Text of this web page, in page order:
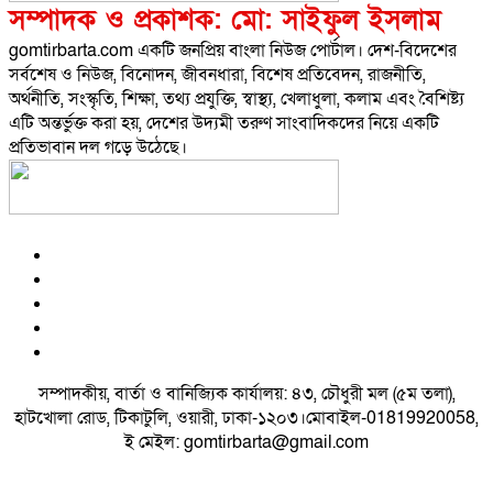
সম্পাদক ও প্রকাশক: মো: সাইফুল ইসলাম
gomtirbarta.com একটি জনপ্রিয় বাংলা নিউজ পোর্টাল। দেশ-বিদেশের
সর্বশেষ ও নিউজ, বিনোদন, জীবনধারা, বিশেষ প্রতিবেদন, রাজনীতি,
অর্থনীতি, সংস্কৃতি, শিক্ষা, তথ্য প্রযুক্তি, স্বাস্থ্য, খেলাধুলা, কলাম এবং বৈশিষ্ট্য
এটি অন্তর্ভুক্ত করা হয়, দেশের উদ্যমী তরুণ সাংবাদিকদের নিয়ে একটি
প্রতিভাবান দল গড়ে উঠেছে।
সম্পাদকীয়, বার্তা ও বানিজ্যিক কার্যালয়: ৪৩, চৌধুরী মল (৫ম তলা),
হাটখোলা রোড, টিকাটুলি, ওয়ারী, ঢাকা-১২০৩।মোবাইল-01819920058,
ই মেইল: gomtirbarta@gmail.com